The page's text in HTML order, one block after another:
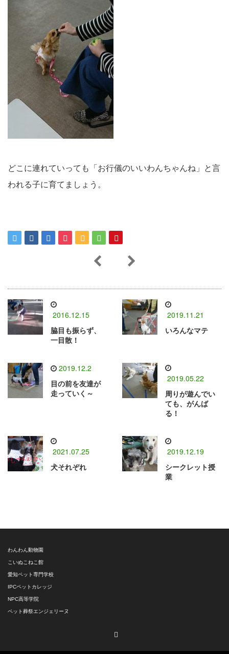
どこに連れていっても「お行儀のいいわんちゃんね」と言
われる子に育てましょう。
2016.12.15
脇目も振らず、
一目散！
2019.11.21
いろんなマテ
2019.12.2
目の前を友達が
走っていく～
2019.05.22
周りが遊んでい
ても、がんば
る！
2021.07.25
犬それぞれ
2019.12.19
シークレット授
業
わんわん動物園
こいぬこねこ館
愛知ペット専門学校
IPCペットカレッジ
NPC高等学院
ペット葬祭エンジェリーヌ